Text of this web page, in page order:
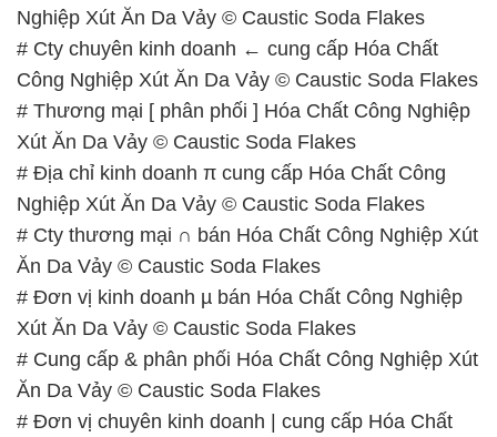
Nghiệp Xút Ăn Da Vảy © Caustic Soda Flakes
# Cty chuyên kinh doanh ← cung cấp Hóa Chất
Công Nghiệp Xút Ăn Da Vảy © Caustic Soda Flakes
# Thương mại [ phân phối ] Hóa Chất Công Nghiệp
Xút Ăn Da Vảy © Caustic Soda Flakes
# Địa chỉ kinh doanh π cung cấp Hóa Chất Công
Nghiệp Xút Ăn Da Vảy © Caustic Soda Flakes
# Cty thương mại ∩ bán Hóa Chất Công Nghiệp Xút
Ăn Da Vảy © Caustic Soda Flakes
# Đơn vị kinh doanh µ bán Hóa Chất Công Nghiệp
Xút Ăn Da Vảy © Caustic Soda Flakes
# Cung cấp & phân phối Hóa Chất Công Nghiệp Xút
Ăn Da Vảy © Caustic Soda Flakes
# Đơn vị chuyên kinh doanh | cung cấp Hóa Chất